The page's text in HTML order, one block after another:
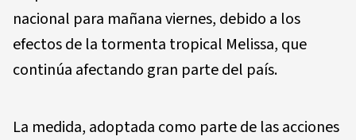
nacional para mañana viernes, debido a los
efectos de la tormenta tropical Melissa, que
continúa afectando gran parte del país.
La medida, adoptada como parte de las acciones